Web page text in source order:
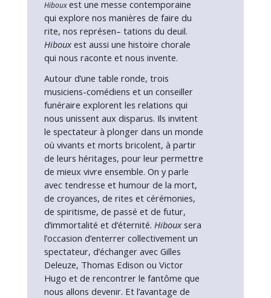
Hibouxest une messe contemporaine
qui explore nos manières de faire du
rite, nos représen– tations du deuil.
Hiboux est aussi une histoire chorale
qui nous raconte et nous invente.
Autour d’une table ronde, trois
musiciens-comédiens et un conseiller
funéraire explorent les relations qui
nous unissent aux disparus. Ils invitent
le spectateur à plonger dans un monde
où vivants et morts bricolent, à partir
de leurs héritages, pour leur permettre
de mieux vivre ensemble. On y parle
avec tendresse et humour de la mort,
de croyances, de rites et cérémonies,
de spiritisme, de passé et de futur,
d’immortalité et d’éternité. Hiboux sera
l’occasion d’enterrer collectivement un
spectateur, d’échanger avec Gilles
Deleuze, Thomas Edison ou Victor
Hugo et de rencontrer le fantôme que
nous allons devenir. Et l’avantage de